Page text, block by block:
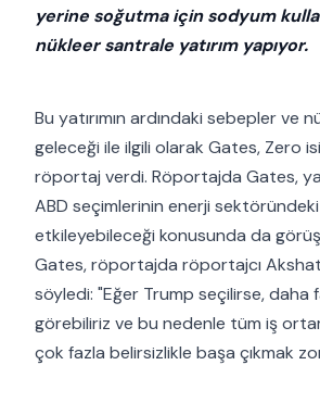
yerine soğutma için sodyum
nükleer santrale yatırım yapıyor.
Bu yatırımın ardındaki sebepler ve
geleceği ile ilgili olarak Gates, Zero
röportaj verdi. Röportajda Gates,
ABD seçimlerinin enerji sektöründeki
etkileyebileceği konusunda da
Gates, röportajda röportajcı Akshat
söyledi: "Eğer Trump seçilirse, daha
görebiliriz ve bu nedenle tüm iş
çok fazla belirsizlikle başa çıkmak